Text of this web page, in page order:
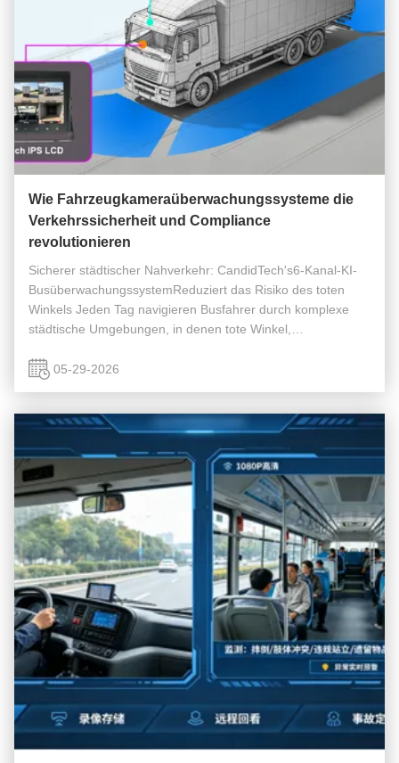
Wie Fahrzeugkameraüberwachungssysteme die
Verkehrssicherheit und Compliance
revolutionieren
Sicherer städtischer Nahverkehr: CandidTech's6-Kanal-KI-
BusüberwachungssystemReduziert das Risiko des toten
Winkels Jeden Tag navigieren Busfahrer durch komplexe
städtische Umgebungen, in denen tote Winkel,
Sicherheitsrisiko darstellen. Herkömmliche ...
05-29-2026